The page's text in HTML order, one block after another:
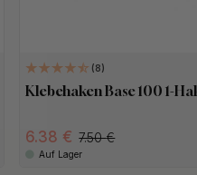
8
Klebehaken Base 100 1-
6.38 7.50
Auf Lager